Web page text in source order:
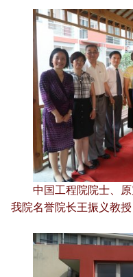
中国工程院院士、
我院名誉院长王振义教